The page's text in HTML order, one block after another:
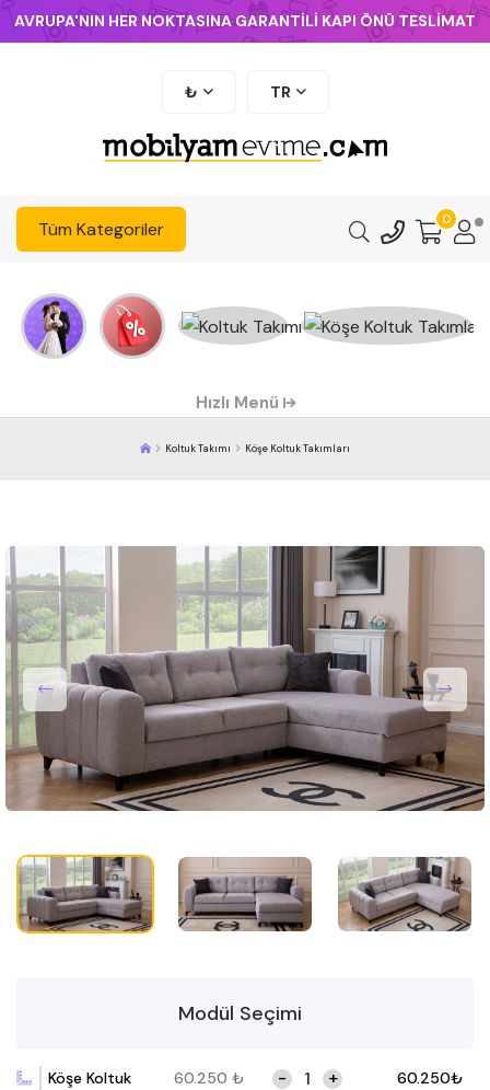
AVRUPA'NIN HER NOKTASINA GARANTİLİ KAPI ÖNÜ TESLİMAT
₺ TR
Tüm Kategoriler 0
Hızlı Menü
Koltuk Takımı Köşe Koltuk Takımları
Modül Seçimi
Köşe Koltuk 60.250 ₺ - + 60.250₺